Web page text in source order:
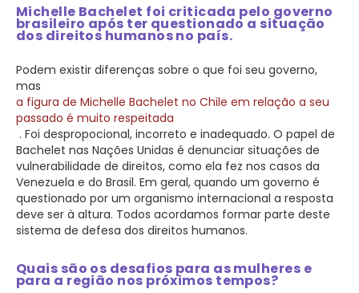
Michelle Bachelet foi criticada pelo governo
brasileiro após ter questionado a situação
dos direitos humanos no país.
Podem existir diferenças sobre o que foi seu governo,
mas
a figura de Michelle Bachelet no Chile em relação a seu
passado é muito respeitada
. Foi despropocional, incorreto e inadequado. O papel de
Bachelet nas Nações Unidas é denunciar situações de
vulnerabilidade de direitos, como ela fez nos casos da
Venezuela e do Brasil. Em geral, quando um governo é
questionado por um organismo internacional a resposta
deve ser à altura. Todos acordamos formar parte deste
sistema de defesa dos direitos humanos.
Quais são os desafios para as mulheres e
para a região nos próximos tempos?